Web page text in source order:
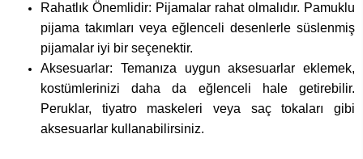
Rahatlık Önemlidir: Pijamalar rahat olmalıdır. Pamuklu
pijama takımları veya eğlenceli desenlerle süslenmiş
pijamalar iyi bir seçenektir.
Aksesuarlar: Temanıza uygun aksesuarlar eklemek,
kostümlerinizi daha da eğlenceli hale getirebilir.
Peruklar, tiyatro maskeleri veya saç tokaları gibi
aksesuarlar kullanabilirsiniz.